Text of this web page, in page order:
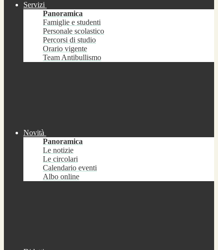
Servizi
Panoramica
Famiglie e studenti
Personale scolastico
Percorsi di studio
Orario vigente
Team Antibullismo
Novità
Panoramica
Le notizie
Le circolari
Calendario eventi
Albo online